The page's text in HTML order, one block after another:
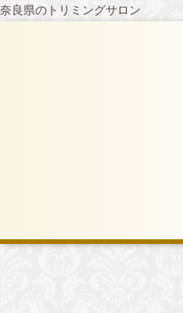
奈良県のトリミングサロン